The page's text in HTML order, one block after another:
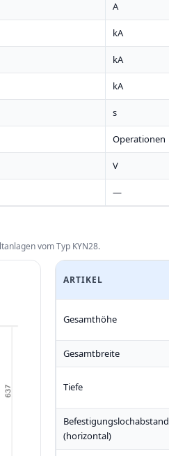
A
kA
kA
kA
s
Operationen
V
—
vom Typ KYN28.
ARTIKEL
Gesamthöhe
Gesamtbreite
Tiefe
Befestigungslochabstand
(horizontal)